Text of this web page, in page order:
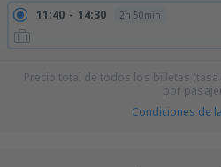
11:40 14:30 2h 50min
Precio total de todos los billetes
por
Condiciones de